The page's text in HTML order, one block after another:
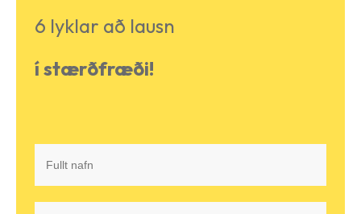
6 lyklar að lausn
í stærðfræði!